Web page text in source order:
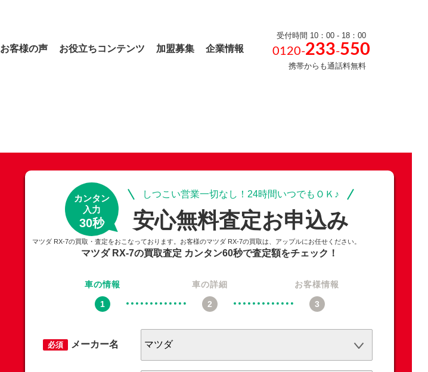
お客様の声 お役立ちコンテンツ 加盟募集 企業情報
受付時間 10：00 - 18：00
0120-233-550
携帯からも通話料無料
カンタン
入力
30秒
しつこい営業一切なし！24時間いつでもＯＫ♪
安心無料査定お申込み
マツダ RX-7の買取・査定をおこなっております。お客様のマツダ RX-7の買取は、アップルにお任せください。
マツダ RX-7の買取査定 カンタン60秒で査定額をチェック！
車の情報 車の詳細 お客様情報
必須 メーカー名